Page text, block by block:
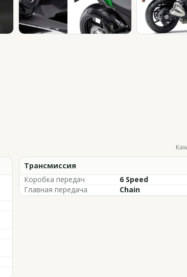
Трансмиссия
Коробка передач
6 Speed
Главная передача
Chain